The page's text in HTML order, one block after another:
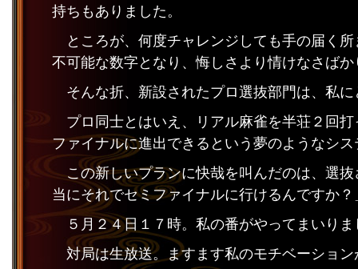
持ちもありました。
ところが、何度チャレンジしても手の届く
不可能な数字となり、悔しさより情けなさば
そんな折、新設されたプロ選抜部門は、私
プロ同士とはいえ、リアル麻雀を半荘２回
ファイナルに進出できるという夢のようなシス
この新しいプランに快哉を叫んだのは、選
当にそれでセミファイナルに行けるんですか
５月２４日１７時。私の番がやってまいりま
対局は生放送。ますます私のモチベーショ